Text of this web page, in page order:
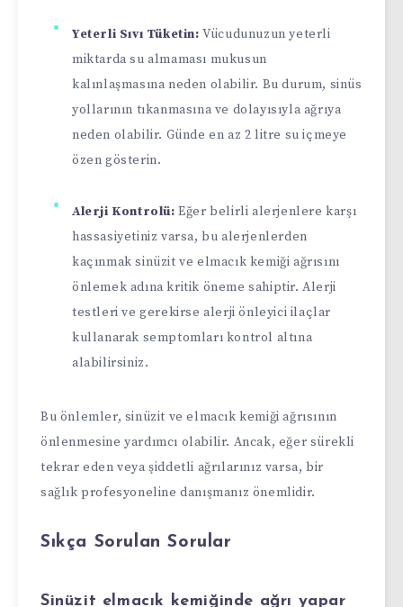
Yeterli Sıvı Tüketin: Vücudunuzun yeterli
miktarda su almaması mukusun
kalınlaşmasına neden olabilir. Bu durum, sinüs
yollarının tıkanmasına ve dolayısıyla ağrıya
neden olabilir. Günde en az 2 litre su içmeye
özen gösterin.
Alerji Kontrolü: Eğer belirli alerjenlere karşı
hassasiyetiniz varsa, bu alerjenlerden
kaçınmak sinüzit ve elmacık kemiği ağrısını
önlemek adına kritik öneme sahiptir. Alerji
testleri ve gerekirse alerji önleyici ilaçlar
kullanarak semptomları kontrol altına
alabilirsiniz.
Bu önlemler, sinüzit ve elmacık kemiği ağrısının
önlenmesine yardımcı olabilir. Ancak, eğer sürekli
tekrar eden veya şiddetli ağrılarınız varsa, bir
sağlık profesyoneline danışmanız önemlidir.
Sıkça Sorulan Sorular
Sinüzit elmacık kemiğinde ağrı yapar